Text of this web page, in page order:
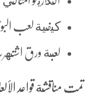
كيفية لعب
لعبة ورق
تمت مناقشة قواعد